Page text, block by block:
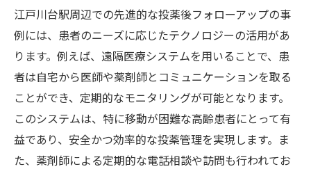
江戸川台駅周辺での先進的な投薬後フォローアップの事
例には、患者のニーズに応じたテクノロジーの活用があ
ります。例えば、遠隔医療システムを用いることで、患
者は自宅から医師や薬剤師とコミュニケーションを取る
ことができ、定期的なモニタリングが可能となります。
このシステムは、特に移動が困難な高齢患者にとって有
益であり、安全かつ効率的な投薬管理を実現します。ま
た、薬剤師による定期的な電話相談や訪問も行われてお